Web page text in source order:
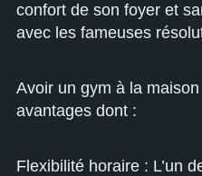
confort de son foyer et
avec les fameuses
Avoir un gym à la
avantages dont :
Flexibilité horaire : L’un